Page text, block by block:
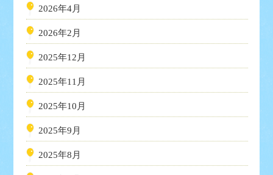
2026年4月
2026年2月
2025年12月
2025年11月
2025年10月
2025年9月
2025年8月